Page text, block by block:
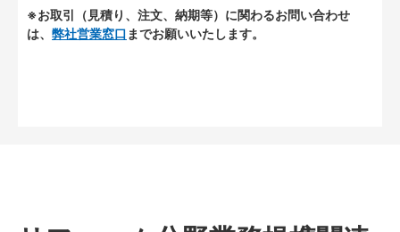
※お取引（見積り、注文、納期等）に関わるお問い合わせ
は、 弊社営業窓口 までお願いいたします。